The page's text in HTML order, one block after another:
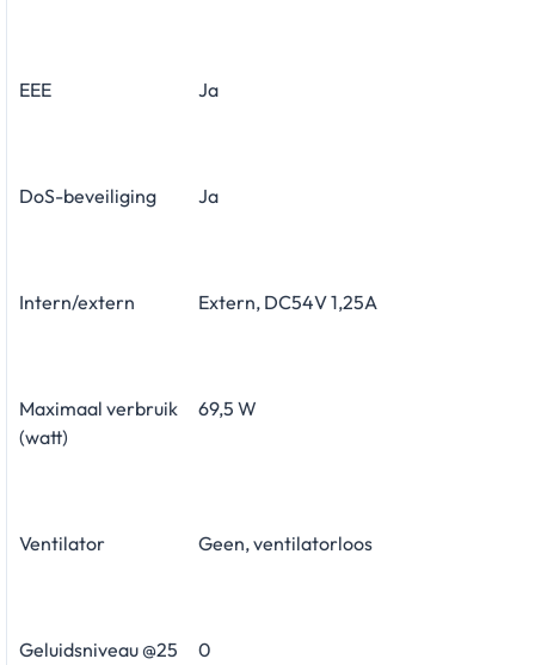
EEE Ja
DoS-beveiliging Ja
Intern/extern Extern, DC54V 1,25A
Maximaal verbruik
(watt)
69,5 W
Ventilator Geen, ventilatorloos
Geluidsniveau @25
0